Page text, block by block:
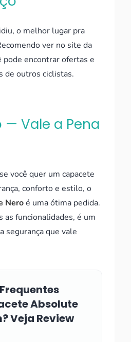
o melhor lugar pra
ver no site da
pode encontrar ofertas e
de outros ciclistas.
Vale a Pena
você quer um capacete
conforto e estilo, o
Neroé uma ótima pedida.
as funcionalidades, é um
segurança que vale
Absolute
Veja Review